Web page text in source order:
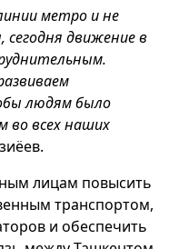
метро и не
сегодня движение в
людям было
во всех наших
лицам повысить
транспортом,
и обеспечить